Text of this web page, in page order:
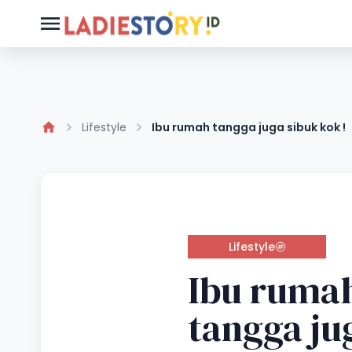
Lifestyle Ibu rumah tangga juga sibuk kok !
Lifestyle
Ibu
tangga